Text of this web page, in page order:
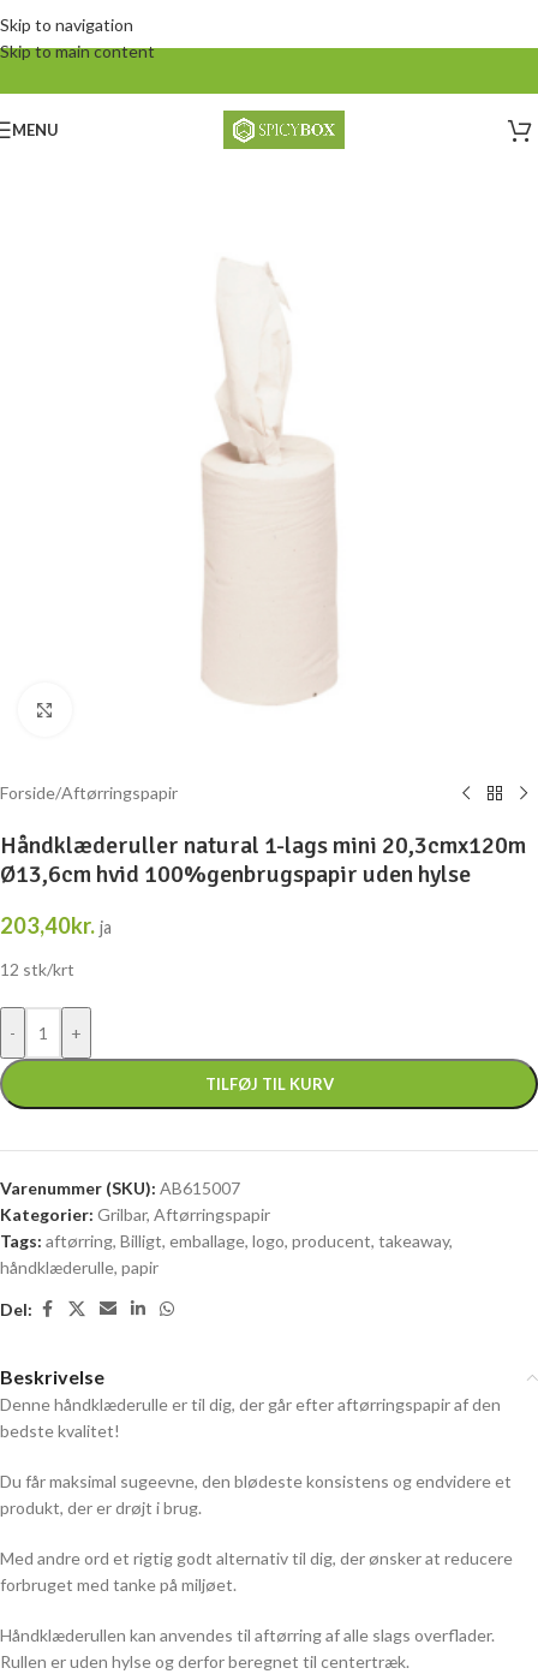
Skip to navigation
Skip to main content
MENU
Forside/Aftørringspapir
Håndklæderuller natural 1-lags mini 20,3cmx120m
Ø13,6cm hvid 100%genbrugspapir uden hylse
203,40kr. ja
12 stk/krt
TILFØJ TIL KURV
Varenummer (SKU): AB615007
Kategorier: Grilbar, Aftørringspapir
Tags: aftørring, Billigt, emballage, logo, producent, takeaway,
håndklæderulle, papir
Del:
Beskrivelse
Denne håndklæderulle er til dig, der går efter aftørringspapir af den
bedste kvalitet!
Du får maksimal sugeevne, den blødeste konsistens og endvidere et
produkt, der er drøjt i brug.
Med andre ord et rigtig godt alternativ til dig, der ønsker at reducere
forbruget med tanke på miljøet.
Håndklæderullen kan anvendes til aftørring af alle slags overflader.
Rullen er uden hylse og derfor beregnet til centertræk.